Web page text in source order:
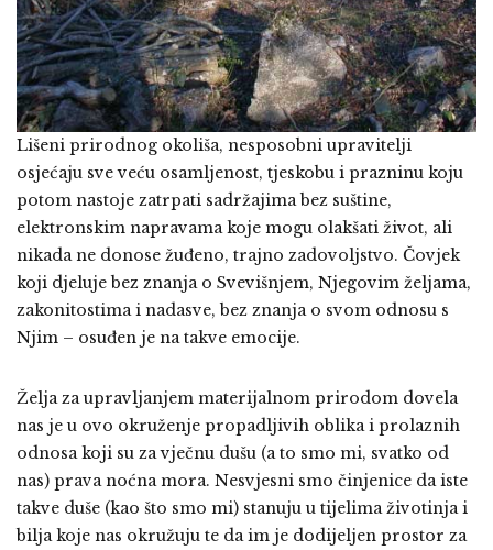
Lišeni prirodnog okoliša, nesposobni upravitelji
osjećaju sve veću osamljenost, tjeskobu i prazninu koju
potom nastoje zatrpati sadržajima bez suštine,
elektronskim napravama koje mogu olakšati život, ali
nikada ne donose žuđeno, trajno zadovoljstvo. Čovjek
koji djeluje bez znanja o Svevišnjem, Njegovim željama,
zakonitostima i nadasve, bez znanja o svom odnosu s
Njim – osuđen je na takve emocije.
Želja za upravljanjem materijalnom prirodom dovela
nas je u ovo okruženje propadljivih oblika i prolaznih
odnosa koji su za vječnu dušu (a to smo mi, svatko od
nas) prava noćna mora. Nesvjesni smo činjenice da iste
takve duše (kao što smo mi) stanuju u tijelima životinja i
bilja koje nas okružuju te da im je dodijeljen prostor za